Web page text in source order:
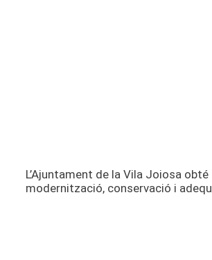
L’Ajuntament de la Vila Joiosa
modernització, conservació i